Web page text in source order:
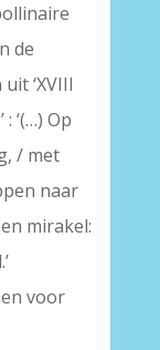
de
‘XVIII
: ‘(…) Op
/ met
naar
mirakel:
voor